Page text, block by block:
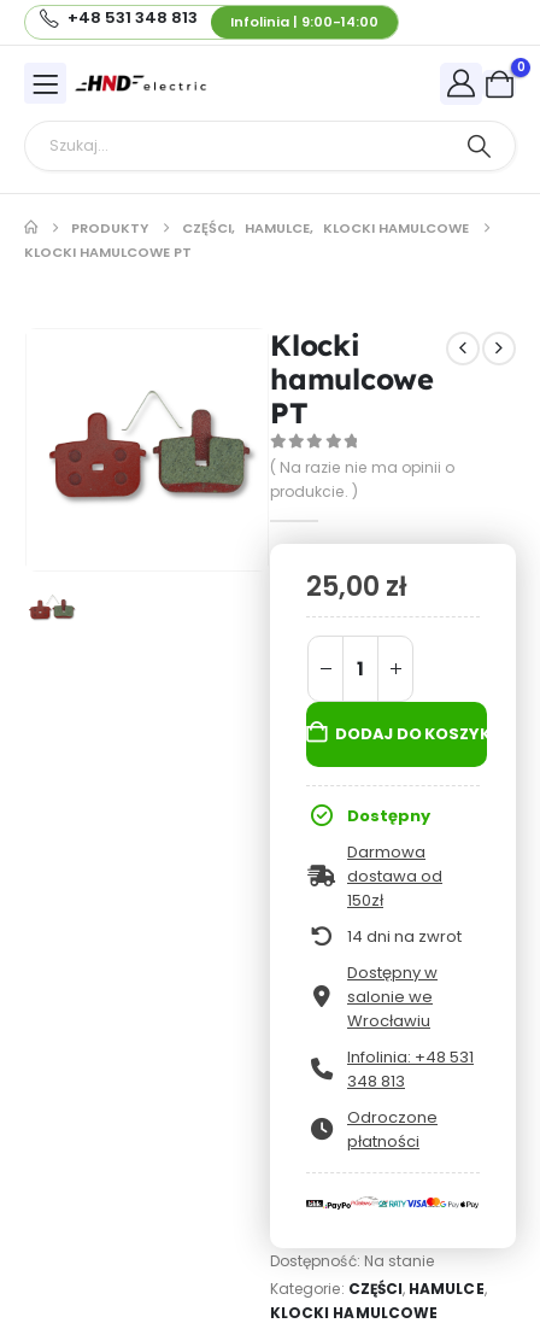
+48 531 348 813 Infolinia | 9:00-14:00
0
PRODUKTY CZĘŚCI, HAMULCE, KLOCKI HAMULCOWE
KLOCKI HAMULCOWE PT
Klocki
hamulcowe
PT
0out of 5
( Na razie nie ma opinii o
produkcie. )
25,00 zł
DODAJ DO KOSZYKA
Dostępny
Darmowa
dostawa od
150zł
14 dni na zwrot
Dostępny w
salonie we
Wrocławiu
Infolinia: +48 531
348 813
Odroczone
płatności
Dostępność: Na stanie
Kategorie: CZĘŚCI, HAMULCE,
KLOCKI HAMULCOWE